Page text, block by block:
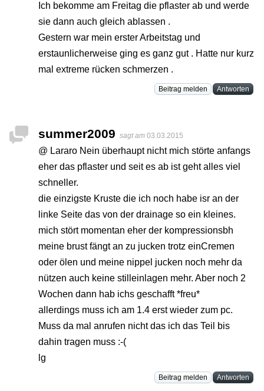
Ich bekomme am Freitag die pflaster ab und werde
sie dann auch gleich ablassen .
Gestern war mein erster Arbeitstag und
erstaunlicherweise ging es ganz gut . Hatte nur kurz
mal extreme rücken schmerzen .
Beitrag melden Antworten
summer2009 sagt am 03.03.2015
@ Lararo Nein überhaupt nicht mich störte anfangs
eher das pflaster und seit es ab ist geht alles viel
schneller.
die einzigste Kruste die ich noch habe isr an der
linke Seite das von der drainage so ein kleines.
mich stört momentan eher der kompressionsbh
meine brust fängt an zu jucken trotz einCremen
oder ölen und meine nippel jucken noch mehr da
nützen auch keine stilleinlagen mehr. Aber noch 2
Wochen dann hab ichs geschafft *freu*
allerdings muss ich am 1.4 erst wieder zum pc.
Muss da mal anrufen nicht das ich das Teil bis
dahin tragen muss :-(
lg
Beitrag melden Antworten